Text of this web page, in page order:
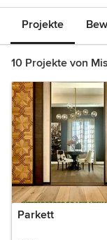
Projekte
10 Projekte von
Parkett